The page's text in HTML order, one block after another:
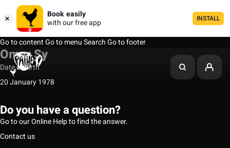
Book easily
with our free app
INSTALL
Go to contentGo to menuSearchGo to footer
Omar Sy
Date of birth
20 January 1978
Do you have a question?
Go to our Online Help to find the answer.
Contact us